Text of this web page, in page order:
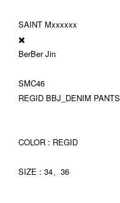
SAINT Mxxxxxx
✖️
BerBer Jin
SMC46
REGID BBJ_DENIM PANTS
COLOR : REGID
SIZE : 34、36